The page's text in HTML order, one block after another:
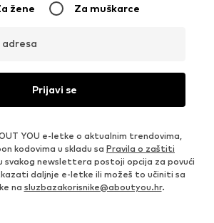
žene Za muškarce
Prijavi se
YOU e-letke o aktualnim trendovima,
kodovima u skladu sa Pravila o zaštiti
svakog newslettera postoji opcija za povući
daljnje e-letke ili možeš to učiniti sa
na sluzbazakorisnike@aboutyou.hr.